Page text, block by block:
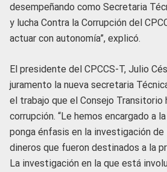
desempeñando como Secretaria
y lucha Contra la Corrupción del
actuar con autonomía”, explicó.
El presidente del CPCCS-T, Julio
juramento la nueva secretaria
el trabajo que el Consejo Transitorio
corrupción. “Le hemos encargado a
ponga énfasis en la investigación de
dineros que fueron destinados a la
La investigación en la que está